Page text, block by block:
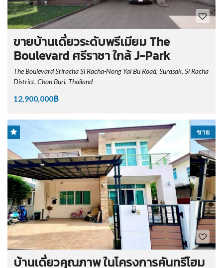
ขายบ้านเดี่ยวระดับพรีเมียม The
Boulevard ศรีราชา ใกล้ J-Park
The Boulevard Sriracha Si Racha-Nong Yai Bu Road, Surasak, Si Racha
District, Chon Buri, Thailand
12,900,000฿
ขาย
บ้านเดี่ยวคุณภาพ ในโครงการคันทรีโฮม